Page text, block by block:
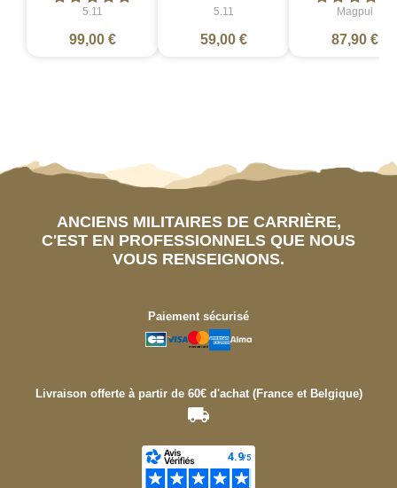
5.11
99,00 €
5.11
59,00 €
Magpul
87,90 €
ANCIENS MILITAIRES DE CARRIÈRE,
C'EST EN PROFESSIONNELS QUE NOUS
VOUS RENSEIGNONS.
Paiement sécurisé
Livraison offerte à partir de 60€ d'achat (France et Belgique)